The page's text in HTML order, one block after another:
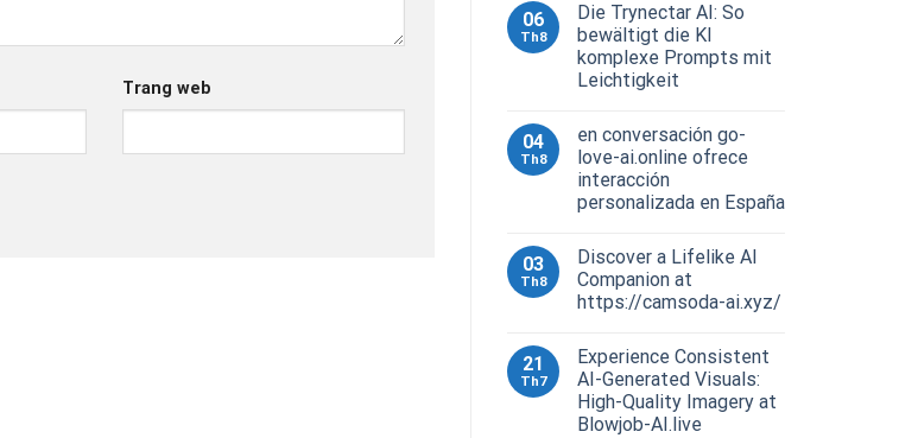
Trang web
06
Th8
Die Trynectar AI: So
bewältigt die KI
komplexe Prompts mit
Leichtigkeit
04
Th8
en conversación go-
love-ai.online ofrece
interacción
personalizada en España
03
Th8
Discover a Lifelike AI
Companion at
https://camsoda-ai.xyz/
21
Th7
Experience Consistent
AI-Generated Visuals:
High-Quality Imagery at
Blowjob-AI.live